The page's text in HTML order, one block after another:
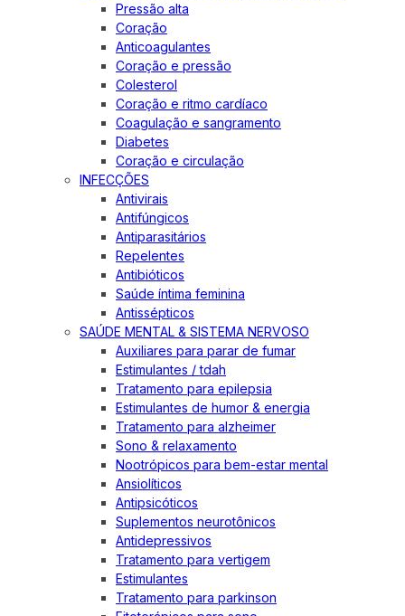
Pressão alta
Coração
Anticoagulantes
Coração e pressão
Colesterol
Coração e ritmo cardíaco
Coagulação e sangramento
Diabetes
Coração e circulação
INFECÇÕES
Antivirais
Antifúngicos
Antiparasitários
Repelentes
Antibióticos
Saúde íntima feminina
Antissépticos
SAÚDE MENTAL & SISTEMA NERVOSO
Auxiliares para parar de fumar
Estimulantes / tdah
Tratamento para epilepsia
Estimulantes de humor & energia
Tratamento para alzheimer
Sono & relaxamento
Nootrópicos para bem-estar mental
Ansiolíticos
Antipsicóticos
Suplementos neurotônicos
Antidepressivos
Tratamento para vertigem
Estimulantes
Tratamento para parkinson